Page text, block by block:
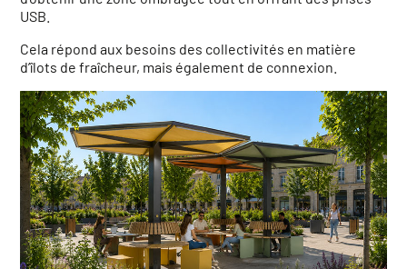
USB.
Cela répond aux besoins des collectivités en matière
d’îlots de fraîcheur, mais également de connexion.